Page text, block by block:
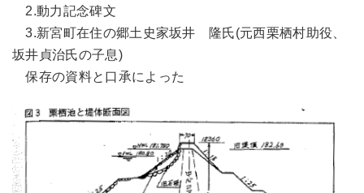
2.動力記念碑文
3.新宮町在住の郷土史家坂井 隆氏(元西栗栖村助役、
坂井貞治氏の子息)
保存の資料と口承によった